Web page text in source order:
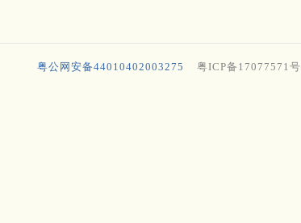
粤公网安备44010402003275 粤ICP备17077571号